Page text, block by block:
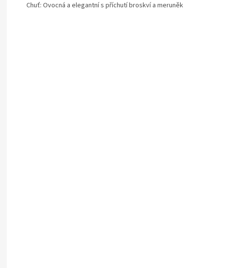
Chuť: Ovocná a elegantní s příchutí broskví a meruněk